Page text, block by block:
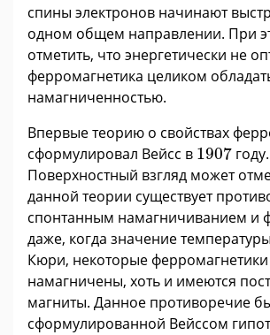
спины электронов начинают
одном общем направлении. При
отметить, что энергетически не
ферромагнетика целиком
намагниченностью.
Впервые теорию о свойствах
сформулировал Вейсс в 1907
1907 году.
Поверхностный взгляд может
данной теории существует
спонтанным намагничиванием и
даже, когда значение
Кюри, некоторые
намагничены, хоть и имеются
магниты. Данное противоречие
сформулированной Вейссом